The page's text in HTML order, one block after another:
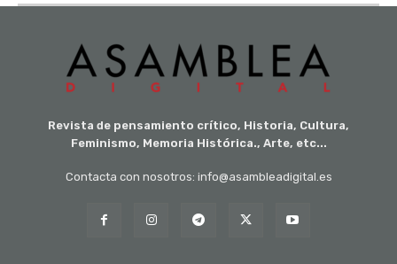
Revista de pensamiento crítico, Historia, Cultura,
Feminismo, Memoria Histórica., Arte, etc...
Contacta con nosotros: info@asambleadigital.es